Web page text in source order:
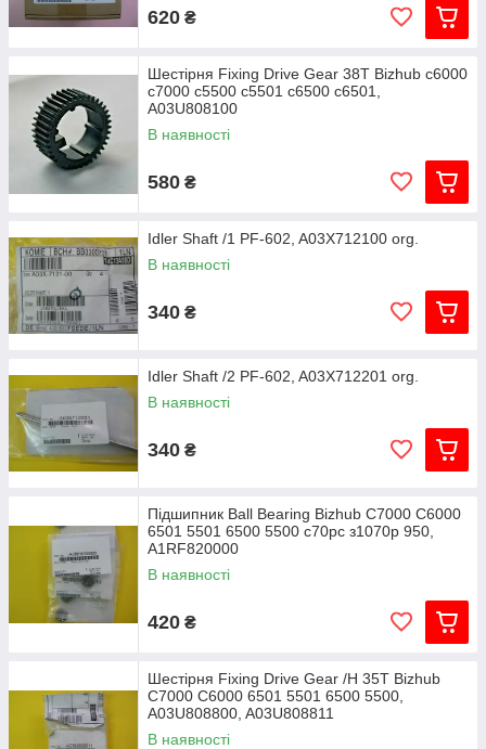
620 ₴
Шестірня Fixing Drive Gear 38T Bizhub c6000
c7000 c5500 c5501 c6500 c6501,
A03U808100
В наявності
580 ₴
Idler Shaft /1 PF-602, A03X712100 org.
В наявності
340 ₴
Idler Shaft /2 PF-602, A03X712201 org.
В наявності
340 ₴
Підшипник Ball Bearing Bizhub C7000 C6000
6501 5501 6500 5500 с70рс з1070p 950,
A1RF820000
В наявності
420 ₴
Шестірня Fixing Drive Gear /H 35T Bizhub
C7000 C6000 6501 5501 6500 5500,
A03U808800, A03U808811
В наявності